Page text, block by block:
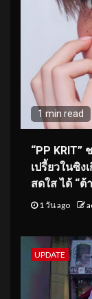
1 min read
“PP
เปรี้ยวในซิง
สดใส ได้ “ต้
1 วัน ago
UPDATE